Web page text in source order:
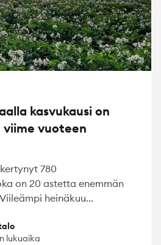
kasvukausi on
viime vuoteen
780
on 20 astetta enemmän
heinäkuu...
lukuaika